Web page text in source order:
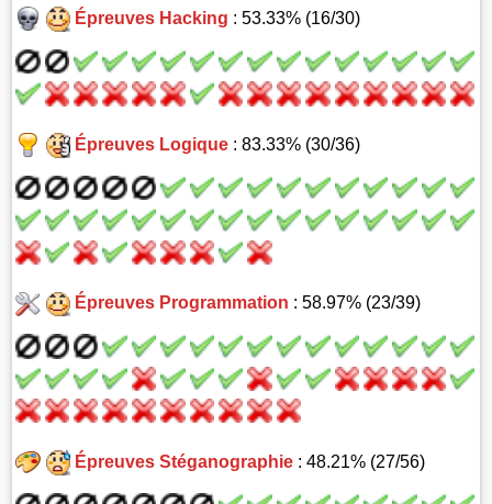
Épreuves Hacking : 53.33% (16/30)
Épreuves Logique: 83.33% (30/36)
Épreuves Programmation : 58.97% (23/39)
Épreuves Stéganographie: 48.21% (27/56)